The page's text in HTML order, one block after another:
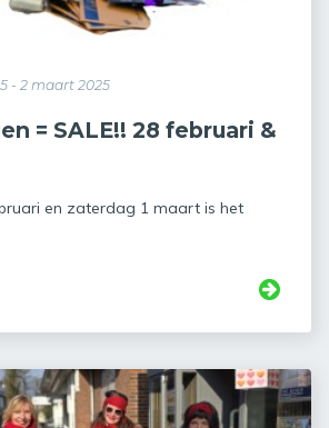
- 2 maart 2025
= SALE!! 28 februari &
en zaterdag 1 maart is het